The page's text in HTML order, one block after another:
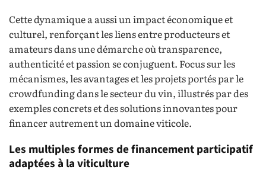
Cette dynamique a aussi un impact économique et
culturel, renforçant les liens entre producteurs et
amateurs dans une démarche où transparence,
authenticité et passion se conjuguent. Focus sur les
mécanismes, les avantages et les projets portés par le
crowdfunding dans le secteur du vin, illustrés par des
exemples concrets et des solutions innovantes pour
financer autrement un domaine viticole.
Les multiples formes de financement participatif
adaptées à la viticulture